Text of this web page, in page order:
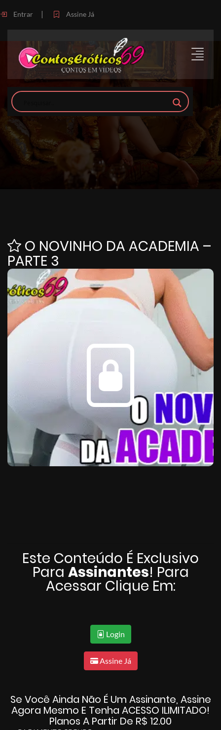
Entrar | Assine Já
O NOVINHO DA ACADEMIA –
PARTE 3
Este Conteúdo É Exclusivo
Para Assinantes! Para
Acessar Clique Em:
Login
Assine Já
Se Você Ainda Não É Um Assinante, Assine
Agora Mesmo E Tenha ACESSO ILIMITADO!
Planos A Partir De R$ 12.00